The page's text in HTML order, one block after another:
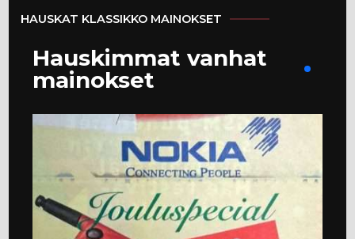
HAUSKAT KLASSIKKO MAINOKSET
Hauskimmat vanhat
mainokset